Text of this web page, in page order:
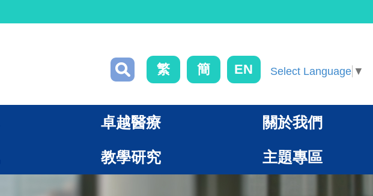
繁 簡 EN Select Language ▼
卓越醫療 關於我們
教學研究 主題專區